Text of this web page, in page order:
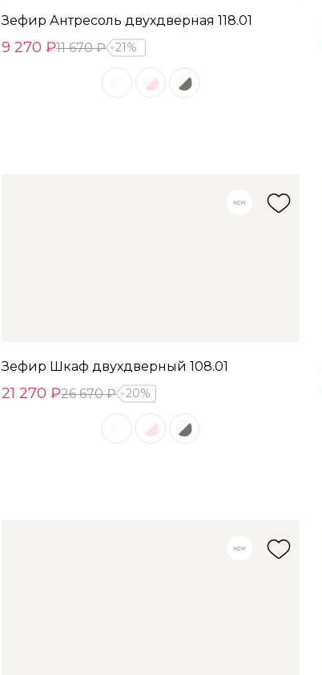
Зефир Антресоль двухдверная 118.01
9 270 ₽11 670 ₽ 21%
Зефир Шкаф двухдверный 108.01
21 270 ₽26 670 ₽ 20%